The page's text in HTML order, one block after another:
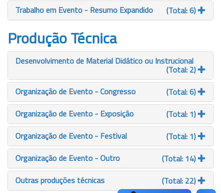
Trabalho em Evento - Resumo Expandido
(Total: 6)
Produção Técnica
Desenvolvimento de Material Didático ou Instrucional
(Total: 2)
Organização de Evento - Congresso
(Total: 6)
Organização de Evento - Exposição
(Total: 1)
Organização de Evento - Festival
(Total: 1)
Organização de Evento - Outro
(Total: 14)
Outras produções técnicas
(Total: 22)